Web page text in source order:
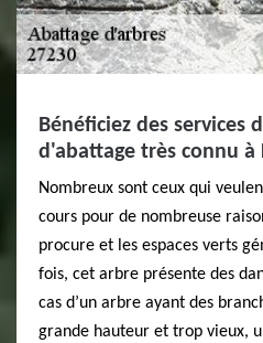
Bénéficiez des services
d'abattage très connu à
Nombreux sont ceux qui
cours pour de nombreuse
procure et les espaces verts
fois, cet arbre présente des
cas d’un arbre ayant des
grande hauteur et trop vieux,